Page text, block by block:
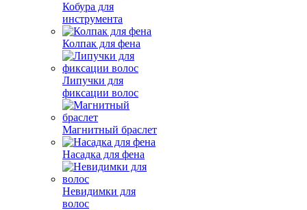
Кобура для
инструмента
Колпак для фена
Липучки для
фиксации волос
Магнитный браслет
Насадка для фена
Невидимки для
волос